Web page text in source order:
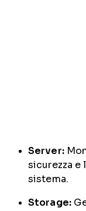
Server:
sicurezza e
sistema.
Storage: